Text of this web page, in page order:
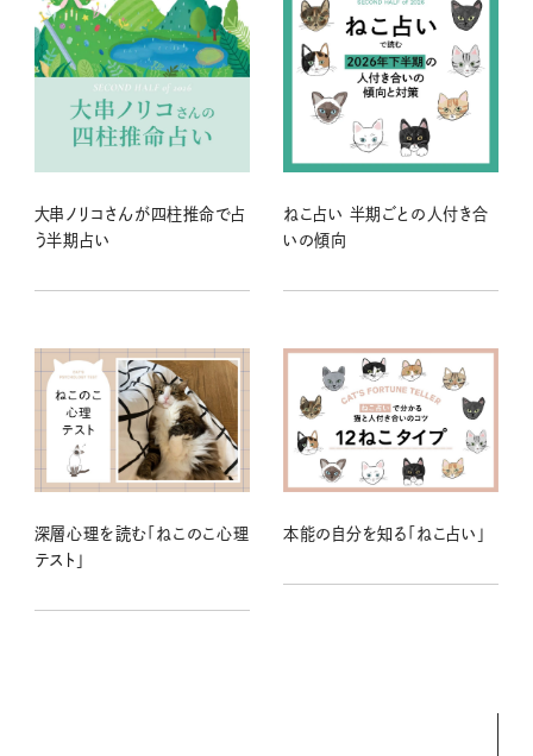
大串ノリコさんが四柱推命で占
う半期占い
ねこ占い 半期ごとの人付き合
いの傾向
深層心理を読む「ねこのこ心理
テスト」
本能の自分を知る「ねこ占い」